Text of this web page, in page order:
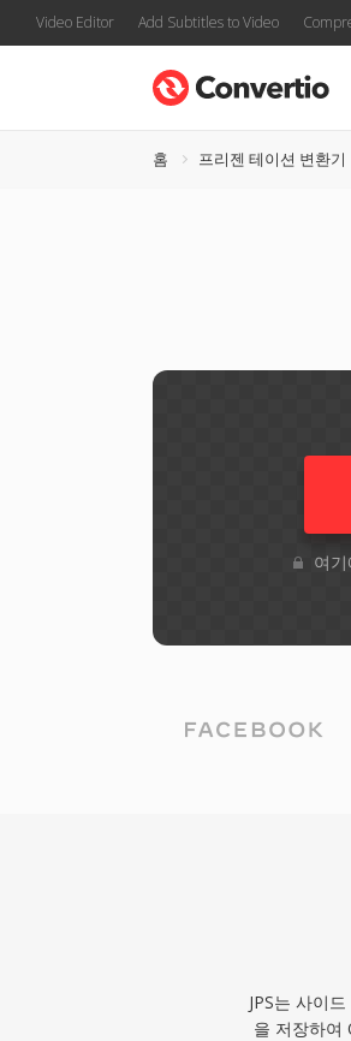
Video Editor Add Subtitles to Video
홈 프리젠 테이션 변환기
여
JPS는 사이
을 저장하여